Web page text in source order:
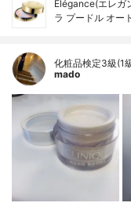
Elégance(エレガ
ラ プードル オー
化粧品検定3級(1
mado